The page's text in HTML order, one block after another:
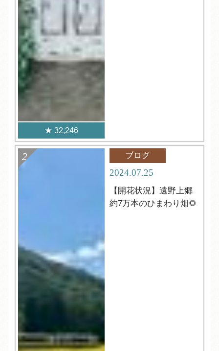
32,246
ブログ
2024.07.25
【開花状況】遠野上郷
約7万本のひまわり畑🌻